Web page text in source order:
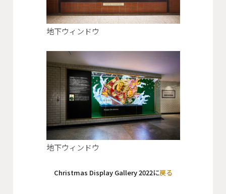
地下ウィンドウ
地下ウィンドウ
Christmas Display Gallery 2022に戻る